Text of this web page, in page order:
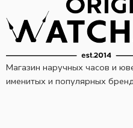
Магазин наручных часов и
именитых и популярных